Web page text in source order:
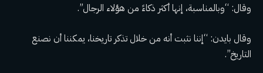
وقال: “وبالمناسبة، إنها أكثر ذكاءً من هؤلاء الرجال”.
وقال بايدن: “إننا نثبت أنه من خلال تذكر تاريخنا، يمكننا أن نصنع
التاريخ”.